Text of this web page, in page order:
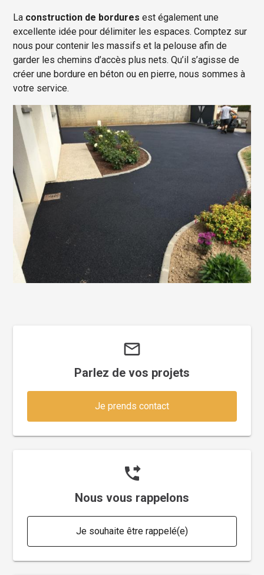
La construction de bordures est également une
excellente idée pour délimiter les espaces. Comptez sur
nous pour contenir les massifs et la pelouse afin de
garder les chemins d’accès plus nets. Qu’il s’agisse de
créer une bordure en béton ou en pierre, nous sommes à
votre service.
mail_outline
Parlez de vos projets
Je prends contact
phone_forwarded
Nous vous rappelons
Je souhaite être rappelé(e)